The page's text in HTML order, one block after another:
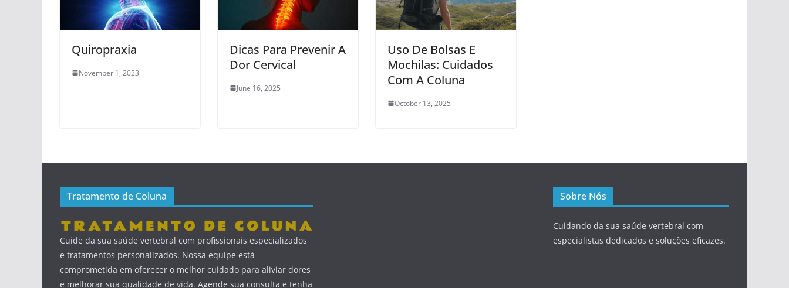
Quiropraxia
November 1, 2023
Dicas Para Prevenir A
Dor Cervical
June 16, 2025
Uso De Bolsas E
Mochilas: Cuidados
Com A Coluna
October 13, 2025
Tratamento de Coluna
Cuide da sua saúde vertebral com profissionais especializados
e tratamentos personalizados. Nossa equipe está
comprometida em oferecer o melhor cuidado para aliviar dores
e melhorar sua qualidade de vida. Agende sua consulta e tenha
Sobre Nós
Cuidando da sua saúde vertebral com
especialistas dedicados e soluções eficazes.